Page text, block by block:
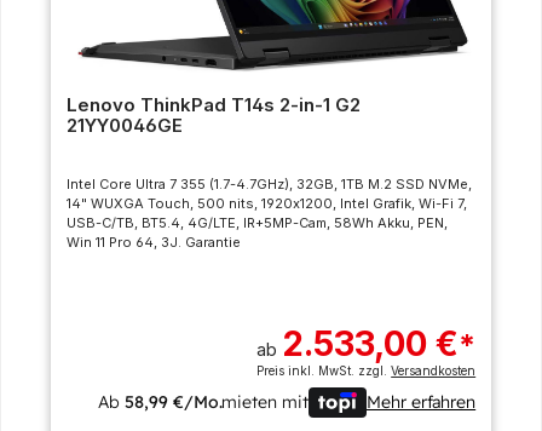
Lenovo ThinkPad T14s 2-in-1 G2
21YY0046GE
Intel Core Ultra 7 355 (1.7-4.7GHz), 32GB, 1TB M.2 SSD NVMe,
14" WUXGA Touch, 500 nits, 1920x1200, Intel Grafik, Wi-Fi 7,
USB-C/TB, BT5.4, 4G/LTE, IR+5MP-Cam, 58Wh Akku, PEN,
Win 11 Pro 64, 3J. Garantie
ab 2.533,00 €*
Preis inkl. MwSt. zzgl.Versandkosten
Ab58,99 €/Mo.mieten mit Mehr erfahren